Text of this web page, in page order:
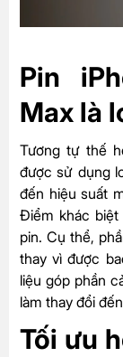
Pin
Max là
Tương tự thế
được sử dụng
đến hiệu suất
Điểm khác
pin. Cụ thể,
thay vì được
liệu góp phần
làm thay đổi
Tối ưu